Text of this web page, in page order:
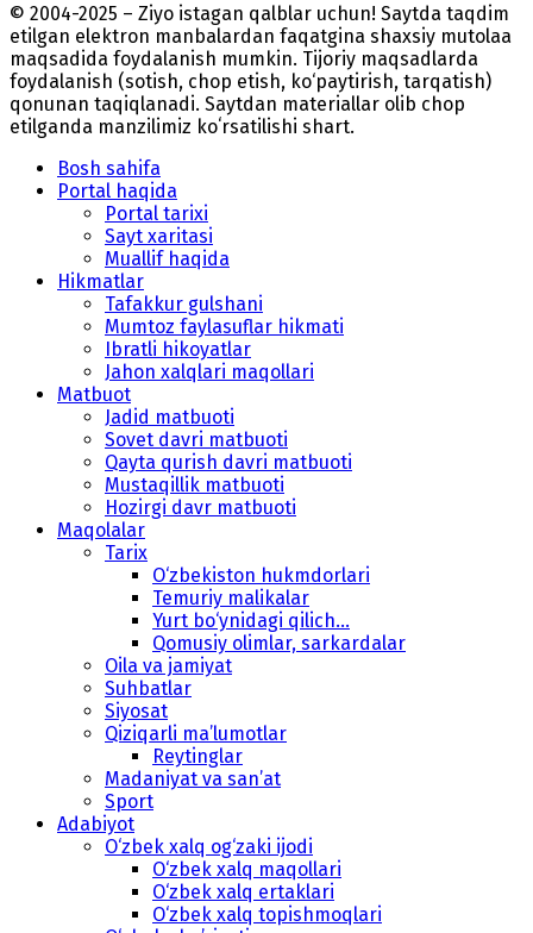
© 2004-2025 – Ziyo istagan qalblar uchun! Saytda taqdim
etilgan elektron manbalardan faqatgina shaxsiy mutolaa
maqsadida foydalanish mumkin. Tijoriy maqsadlarda
foydalanish (sotish, chop etish, ko‘paytirish, tarqatish)
qonunan taqiqlanadi. Saytdan materiallar olib chop
etilganda manzilimiz koʻrsatilishi shart.
Bosh sahifa
Portal haqida
Portal tarixi
Sayt xaritasi
Muallif haqida
Hikmatlar
Tafakkur gulshani
Mumtoz faylasuflar hikmati
Ibratli hikoyatlar
Jahon xalqlari maqollari
Matbuot
Jadid matbuoti
Sovet davri matbuoti
Qayta qurish davri matbuoti
Mustaqillik matbuoti
Hozirgi davr matbuoti
Maqolalar
Tarix
O‘zbekiston hukmdorlari
Temuriy malikalar
Yurt bo‘ynidagi qilich...
Qomusiy olimlar, sarkardalar
Oila va jamiyat
Suhbatlar
Siyosat
Qiziqarli ma’lumotlar
Reytinglar
Madaniyat va san’at
Sport
Adabiyot
O‘zbek xalq og‘zaki ijodi
O‘zbek xalq maqollari
O‘zbek xalq ertaklari
O‘zbek xalq topishmoqlari